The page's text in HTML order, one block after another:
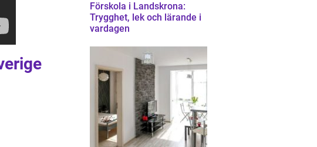
Förskola i Landskrona:
Trygghet, lek och lärande i
vardagen